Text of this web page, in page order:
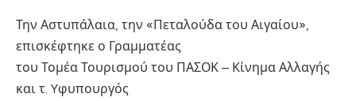
Την Αστυπάλαια, την «Πεταλούδα του Αιγαίου»,
επισκέφτηκε ο Γραμματέας
του Τομέα Τουρισμού του ΠΑΣΟΚ – Κίνημα Αλλαγής
και τ. Yφυπουργός